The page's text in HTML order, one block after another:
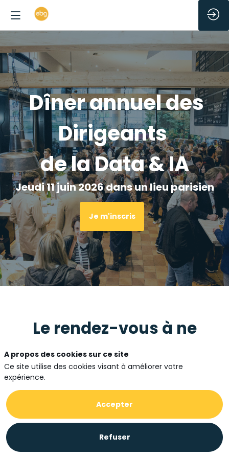
Dîner annuel des
Dirigeants
de la Data & IA
Jeudi 11 juin 2026 dans un lieu parisien
Je m'inscris
Le rendez-vous à ne
pas manquer !
Jeudi 11 juin, l’EBG convieles dirigeants de la
Data & IA pour son dîner annuel pour évoquer
A propos des cookies sur ce site
Ce site utilise des cookies visant à améliorer votre
expérience.
Accepter
Refuser